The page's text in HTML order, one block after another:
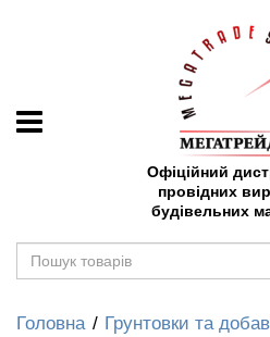
Офіційний
провідних
будівельних
Головна Грунтовки та